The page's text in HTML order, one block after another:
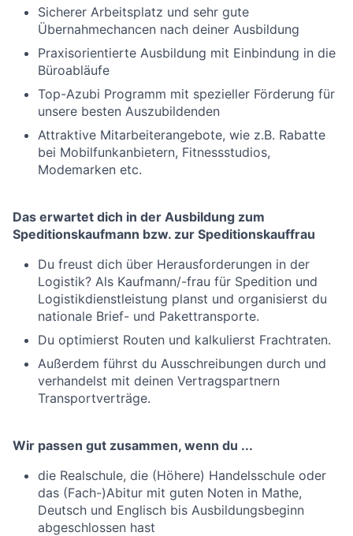
Sicherer Arbeitsplatz und sehr gute
Übernahmechancen nach deiner Ausbildung
Praxisorientierte Ausbildung mit Einbindung in die
Büroabläufe
Top-Azubi Programm mit spezieller Förderung für
unsere besten Auszubildenden
Attraktive Mitarbeiterangebote, wie z.B. Rabatte
bei Mobilfunkanbietern, Fitnessstudios,
Modemarken etc.
Das erwartet dich in der Ausbildung zum
Speditionskaufmann bzw. zur Speditionskauffrau
Du freust dich über Herausforderungen in der
Logistik? Als Kaufmann/-frau für Spedition und
Logistikdienstleistung planst und organisierst du
nationale Brief- und Pakettransporte.
Du optimierst Routen und kalkulierst Frachtraten.
Außerdem führst du Ausschreibungen durch und
verhandelst mit deinen Vertragspartnern
Transportverträge.
Wir passen gut zusammen, wenn du ...
die Realschule, die (Höhere) Handelsschule oder
das (Fach-)Abitur mit guten Noten in Mathe,
Deutsch und Englisch bis Ausbildungsbeginn
abgeschlossen hast